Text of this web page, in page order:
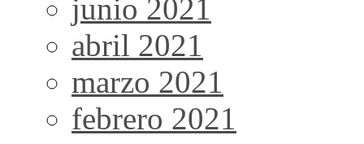
junio 2021
abril 2021
marzo 2021
febrero 2021